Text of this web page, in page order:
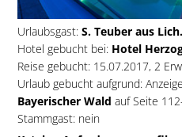
Urlaubsgast: S. Teuber aus
Hotel gebucht bei: Hotel
Reise gebucht: 15.07.2017, 2
Urlaub gebucht aufgrund:
Bayerischer Wald auf Seite
Stammgast: nein